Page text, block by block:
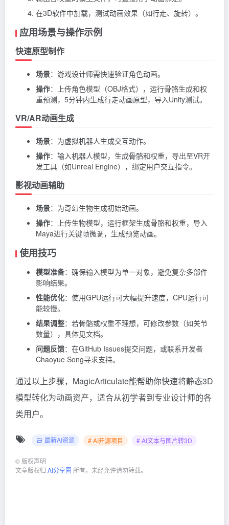
在3D软件中加载，测试动画效果（如行走、旋转）。
应用场景与操作示例
快速原型制作
场景：游戏设计师需快速验证角色动画。
操作：上传角色模型（OBJ格式），运行骨骼生成和权
重预测，5分钟内生成行走动画原型，导入Unity测试。
VR/AR动画生成
场景：为虚拟机器人生成交互动作。
操作：输入机器人模型，生成骨骼和权重，导出至VR开
发工具（如Unreal Engine），绑定用户交互指令。
影视动画辅助
场景：为奇幻生物生成初始动画。
操作：上传生物模型，运行框架生成骨骼和权重，导入
Maya进行关键帧微调，生成预览动画。
使用技巧
模型准备：确保输入模型为单一对象，避免复杂多部件
影响结果。
性能优化：使用GPU运行可大幅提升速度，CPU运行可
能较慢。
结果调整：若骨骼或权重不理想，可修改参数（如关节
数量），具体见文档。
问题反馈：在GitHub Issues提交问题，或联系开发者
Chaoyue Song寻求支持。
通过以上步骤，MagicArticulate能帮助你快速将静态3D
模型转化为动画资产，适合从初学者到专业设计师的各
类用户。
最新AI资源 # AI开源项目 # AI文本与图片转3D
© 版权声明
文章版权归 AI分享圈 所有，未经允许请勿转载。